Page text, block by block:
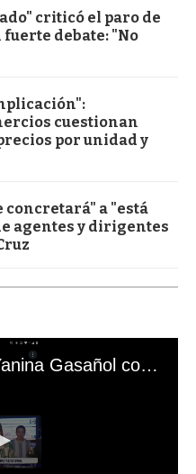
criticó el paro de
debate: "No
cuestionan
por unidad y
concretará" a "está
agentes y dirigentes
El mal momento de Yanina Gasañol con un hincha argentino en "Subrayado"